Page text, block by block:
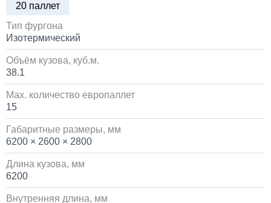
Установка системы контроля положения
самосвального кузова
1 день
Установка сдвоенной двухрядной кабины с
увеличенным салоном
20 паллет
Тип фургона
Изотермический
Объём кузова, куб.м.
38.1
Max. количество европаллет
15
Габаритные размеры, мм
6200 × 2600 × 2800
Длина кузова, мм
6200
Внутренняя длина, мм